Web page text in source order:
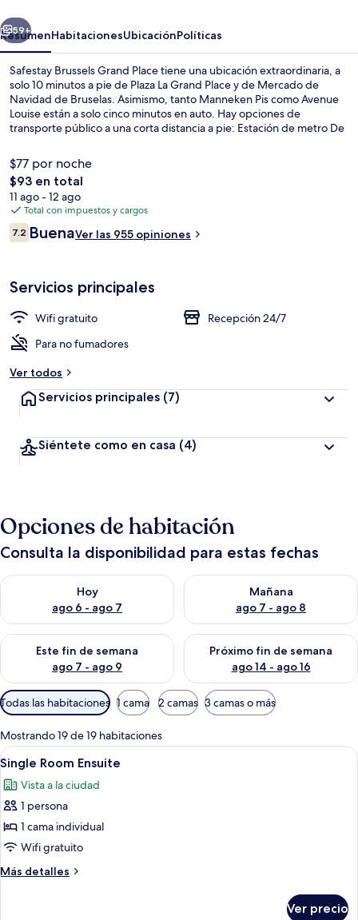
Siguiente
59+
ResumenHabitacionesUbicaciónPolíticas
Safestay Brussels Grand Place tiene una ubicación extraordinaria, a
solo 10 minutos a pie de Plaza La Grand Place y de Mercado de
Navidad de Bruselas. Asimismo, tanto Manneken Pis como Avenue
Louise están a solo cinco minutos en auto. Hay opciones de
transporte público a una corta distancia a pie: Estación de metro De
4 minutos.
$77 por noche
El
precio
total
es
de
$93 en total
11 ago - 12 ago
Total con impuestos y cargos
Opiniones
7.27.2 de 10,
BuenaVer las 955 opiniones
Servicios principales
Wifi gratuito
Recepción 24/7
Para no fumadores
Ver todos
Servicios principales (7)
Siéntete como en casa (4)
Opciones de habitación
Consulta la disponibilidad para estas fechas
Hoy
ago 6 - ago 7
Consulta la disponibilidad para hoy ago 6 - ago 7
Mañana
ago 7 - ago 8
Consulta la disponibilidad
Este fin de semana
ago 7 - ago 9
Consulta la disponibilidad para este fin de semana ago 7 -
Próximo fin de semana
ago 14 - ago 16
Consulta la disponibilidad
Filtros
disponibles
para
las
habitaciones
Todas las habitaciones 1 cama 2 camas 3 camas o más
Mostrando 19 de 19 habitaciones
Abrir
todas
las
fotos
de
Single
Room
Ensuite
Una habitación pequeña y moderna
3
Single Room Ensuite
Vista a la ciudad
1 persona
1 cama individual
Wifi gratuito
Más detalles
Más
Ver precio